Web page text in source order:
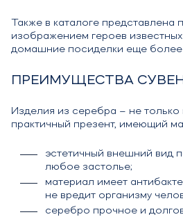
Также в каталоге представлена
изображением героев
домашние посиделки еще более
ПРЕИМУЩЕСТВА
Изделия из серебра – не только
практичный презент, имеющий
эстетичный внешний вид
любое застолье;
материал имеет
не вредит организму
серебро прочное и